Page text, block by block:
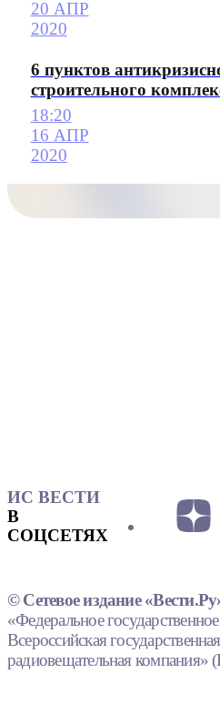
20 АПР
2020
6 пунктов
строительного
18:20
16 АПР
2020
ИС ВЕСТИ
В
СОЦСЕТЯХ
© Сетевое издание
«Федеральное
Всероссийская
радиовещательная